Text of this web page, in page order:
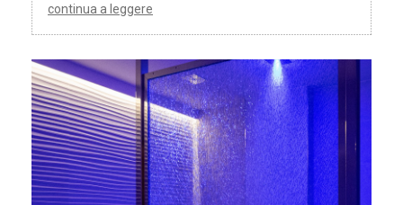
continua a leggere